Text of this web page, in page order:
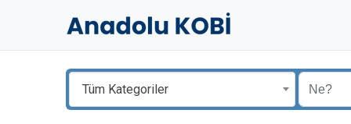
Tüm Kategoriler